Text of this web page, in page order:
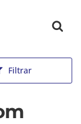
Filtrar